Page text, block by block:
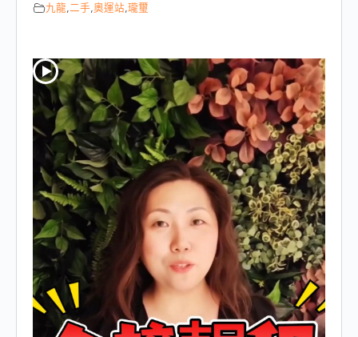
九龍 二手 奧運站 瓏璽